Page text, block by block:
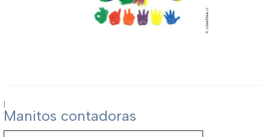
|
Manitos contadoras